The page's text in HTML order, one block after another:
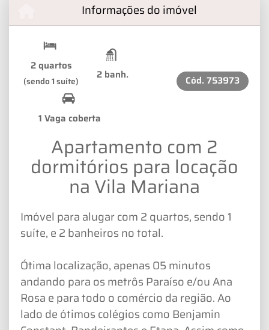
Informações do imóvel
2 quartos
(sendo 1 suíte) 2 banh.
1 Vaga coberta
Cód. 753973
Apartamento com 2
dormitórios para locação
na Vila Mariana
Imóvel para alugar com 2 quartos, sendo 1
suíte, e 2 banheiros no total.
Ótima localização, apenas 05 minutos
andando para os metrôs Paraíso e/ou Ana
Rosa e para todo o comércio da região. Ao
lado de ótimos colégios como Benjamin